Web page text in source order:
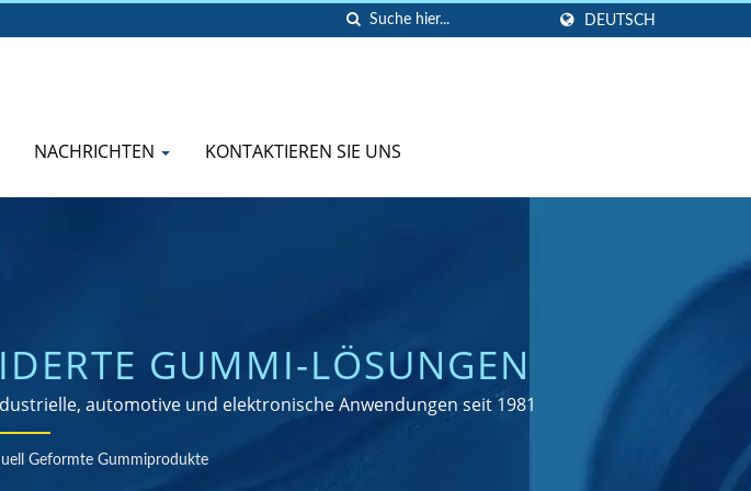
DEUTSCH
NACHRICHTEN KONTAKTIEREN SIE UNS
GUMMI-LÖSUNGEN
automotive und elektronische Anwendungen seit 1981
Geformte Gummiprodukte